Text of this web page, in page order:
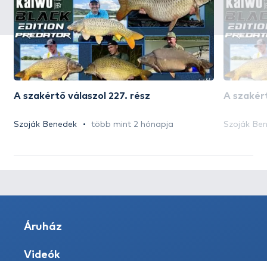
A szakértő válaszol 227. rész
Szoják Benedek több mint 2 hónapja
A
Szoják
Áruház
Videók